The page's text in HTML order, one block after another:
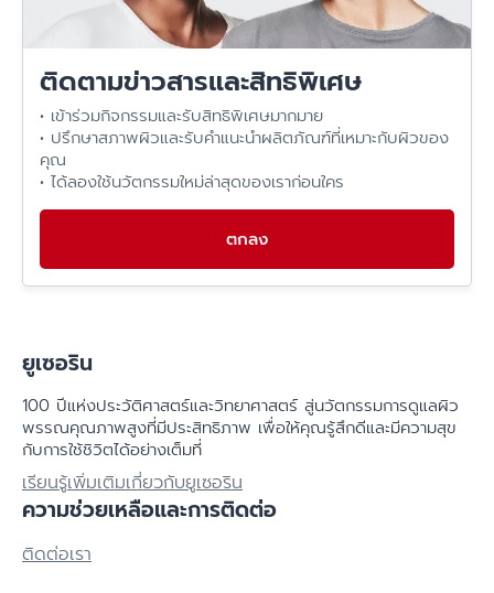
ติดตามข่าวสารและสิทธิพิเศษ
• เข้าร่วมกิจกรรมและรับสิทธิพิเศษมากมาย
• ปรึกษาสภาพผิวและรับคำแนะนำผลิตภัณฑ์ที่เหมาะกับผิวของ
คุณ
• ได้ลองใช้นวัตกรรมใหม่ล่าสุดของเราก่อนใคร
ตกลง
ยูเซอริน
100 ปีแห่งประวัติศาสตร์​และวิทยาศาสตร์ สู่นวัตกรรมการดูแลผิว
พรรณคุณภาพสูงที่มีประสิทธิภาพ เพื่อให้คุณรู้สึกดีและมีความสุข
กับการใช้ชิวิตได้อย่างเต็มที่
เรียนรู้เพิ่มเติมเกี่ยวกับยูเซอริน
ความช่วยเหลือและการติดต่อ
ติดต่อเรา